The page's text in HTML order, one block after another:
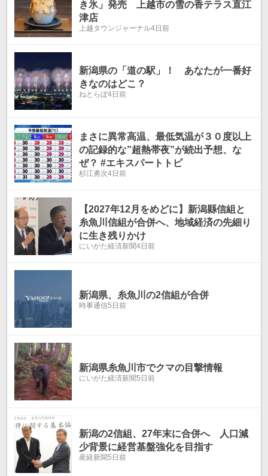
き氷」発売 上越市の雪の香テラス直江
津店
上越タウンジャーナル4日前
新潟県の「道の駅」！ あなたが一番好
きなのはどこ？
ねとらぼ4日前
まさに異常高温、最低気温が３０度以上
の記録的な”超熱帯夜”が続出予想、な
ぜ？ #エキスパートトピ
杉江勇次4日前
【2027年12月をめどに】新潟縣信組と
糸魚川信組が合併へ、地域経済の先細り
に生き残りかけ
にいがた経済新聞4日前
新潟県、糸魚川の2信組が合併
時事通信5日前
新潟県糸魚川市でクマの目撃情報
にいがた経済新聞5日前
新潟の2信組、27年末に合併へ 人口減
少背景に経営基盤強化を目指す
産経新聞5日前